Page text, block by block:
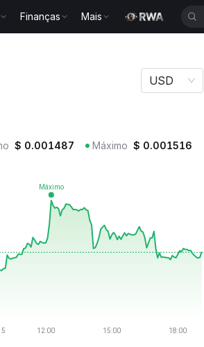
Finanças Mais
USD
$ 0.001487 Máximo $ 0.001516